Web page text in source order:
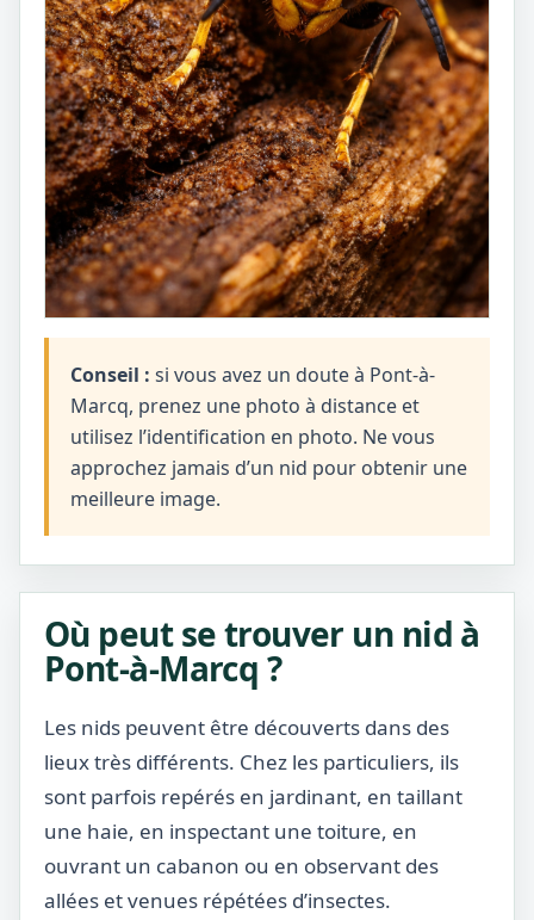
Conseil : si vous avez un doute à Pont-à-
Marcq, prenez une photo à distance et
utilisez l’identification en photo. Ne vous
approchez jamais d’un nid pour obtenir une
meilleure image.
Où peut se trouver un nid à
Pont-à-Marcq ?
Les nids peuvent être découverts dans des
lieux très différents. Chez les particuliers, ils
sont parfois repérés en jardinant, en taillant
une haie, en inspectant une toiture, en
ouvrant un cabanon ou en observant des
allées et venues répétées d’insectes.